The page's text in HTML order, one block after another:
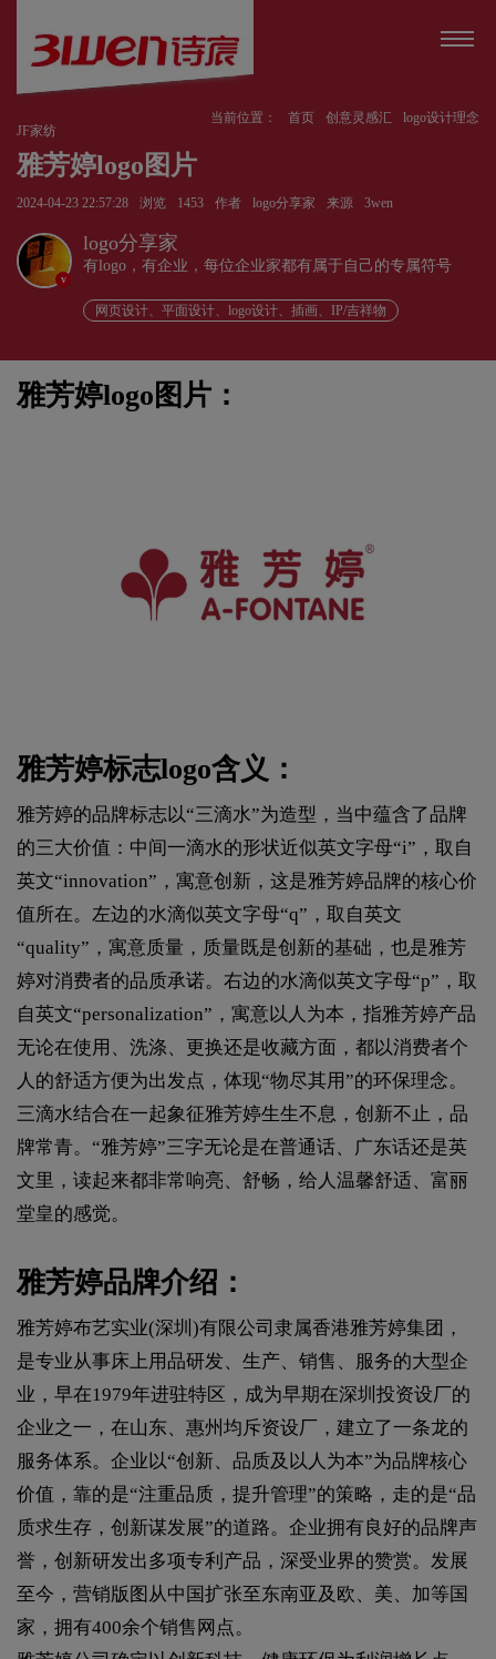
当前位置： 首页 创意灵感汇
logo设计理念
JF家纺
雅芳婷logo图片
2024-04-23 22:57:28 浏览 1453 作者 logo分享家 来源 3wen
v
logo分享家
有logo，有企业，每位企业家都有属于自己的专属符号
网页设计、平面设计、logo设计、插画、IP/吉祥物
雅芳婷logo图片：
雅芳婷标志logo含义：
雅芳婷的品牌标志以“三滴水”为造型，当中蕴含了品牌
的三大价值：中间一滴水的形状近似英文字母“i”，取自
英文“innovation”，寓意创新，这是雅芳婷品牌的核心价
值所在。左边的水滴似英文字母“q”，取自英文
“quality”，寓意质量，质量既是创新的基础，也是雅芳
婷对消费者的品质承诺。右边的水滴似英文字母“p”，取
自英文“personalization”，寓意以人为本，指雅芳婷产品
无论在使用、洗涤、更换还是收藏方面，都以消费者个
人的舒适方便为出发点，体现“物尽其用”的环保理念。
三滴水结合在一起象征雅芳婷生生不息，创新不止，品
牌常青。“雅芳婷”三字无论是在普通话、广东话还是英
文里，读起来都非常响亮、舒畅，给人温馨舒适、富丽
堂皇的感觉。
雅芳婷品牌介绍：
雅芳婷布艺实业(深圳)有限公司隶属香港雅芳婷集团，
是专业从事床上用品研发、生产、销售、服务的大型企
业，早在1979年进驻特区，成为早期在深圳投资设厂的
企业之一，在山东、惠州均斥资设厂，建立了一条龙的
服务体系。企业以“创新、品质及以人为本”为品牌核心
价值，靠的是“注重品质，提升管理”的策略，走的是“品
质求生存，创新谋发展”的道路。企业拥有良好的品牌声
誉，创新研发出多项专利产品，深受业界的赞赏。发展
至今，营销版图从中国扩张至东南亚及欧、美、加等国
家，拥有400余个销售网点。